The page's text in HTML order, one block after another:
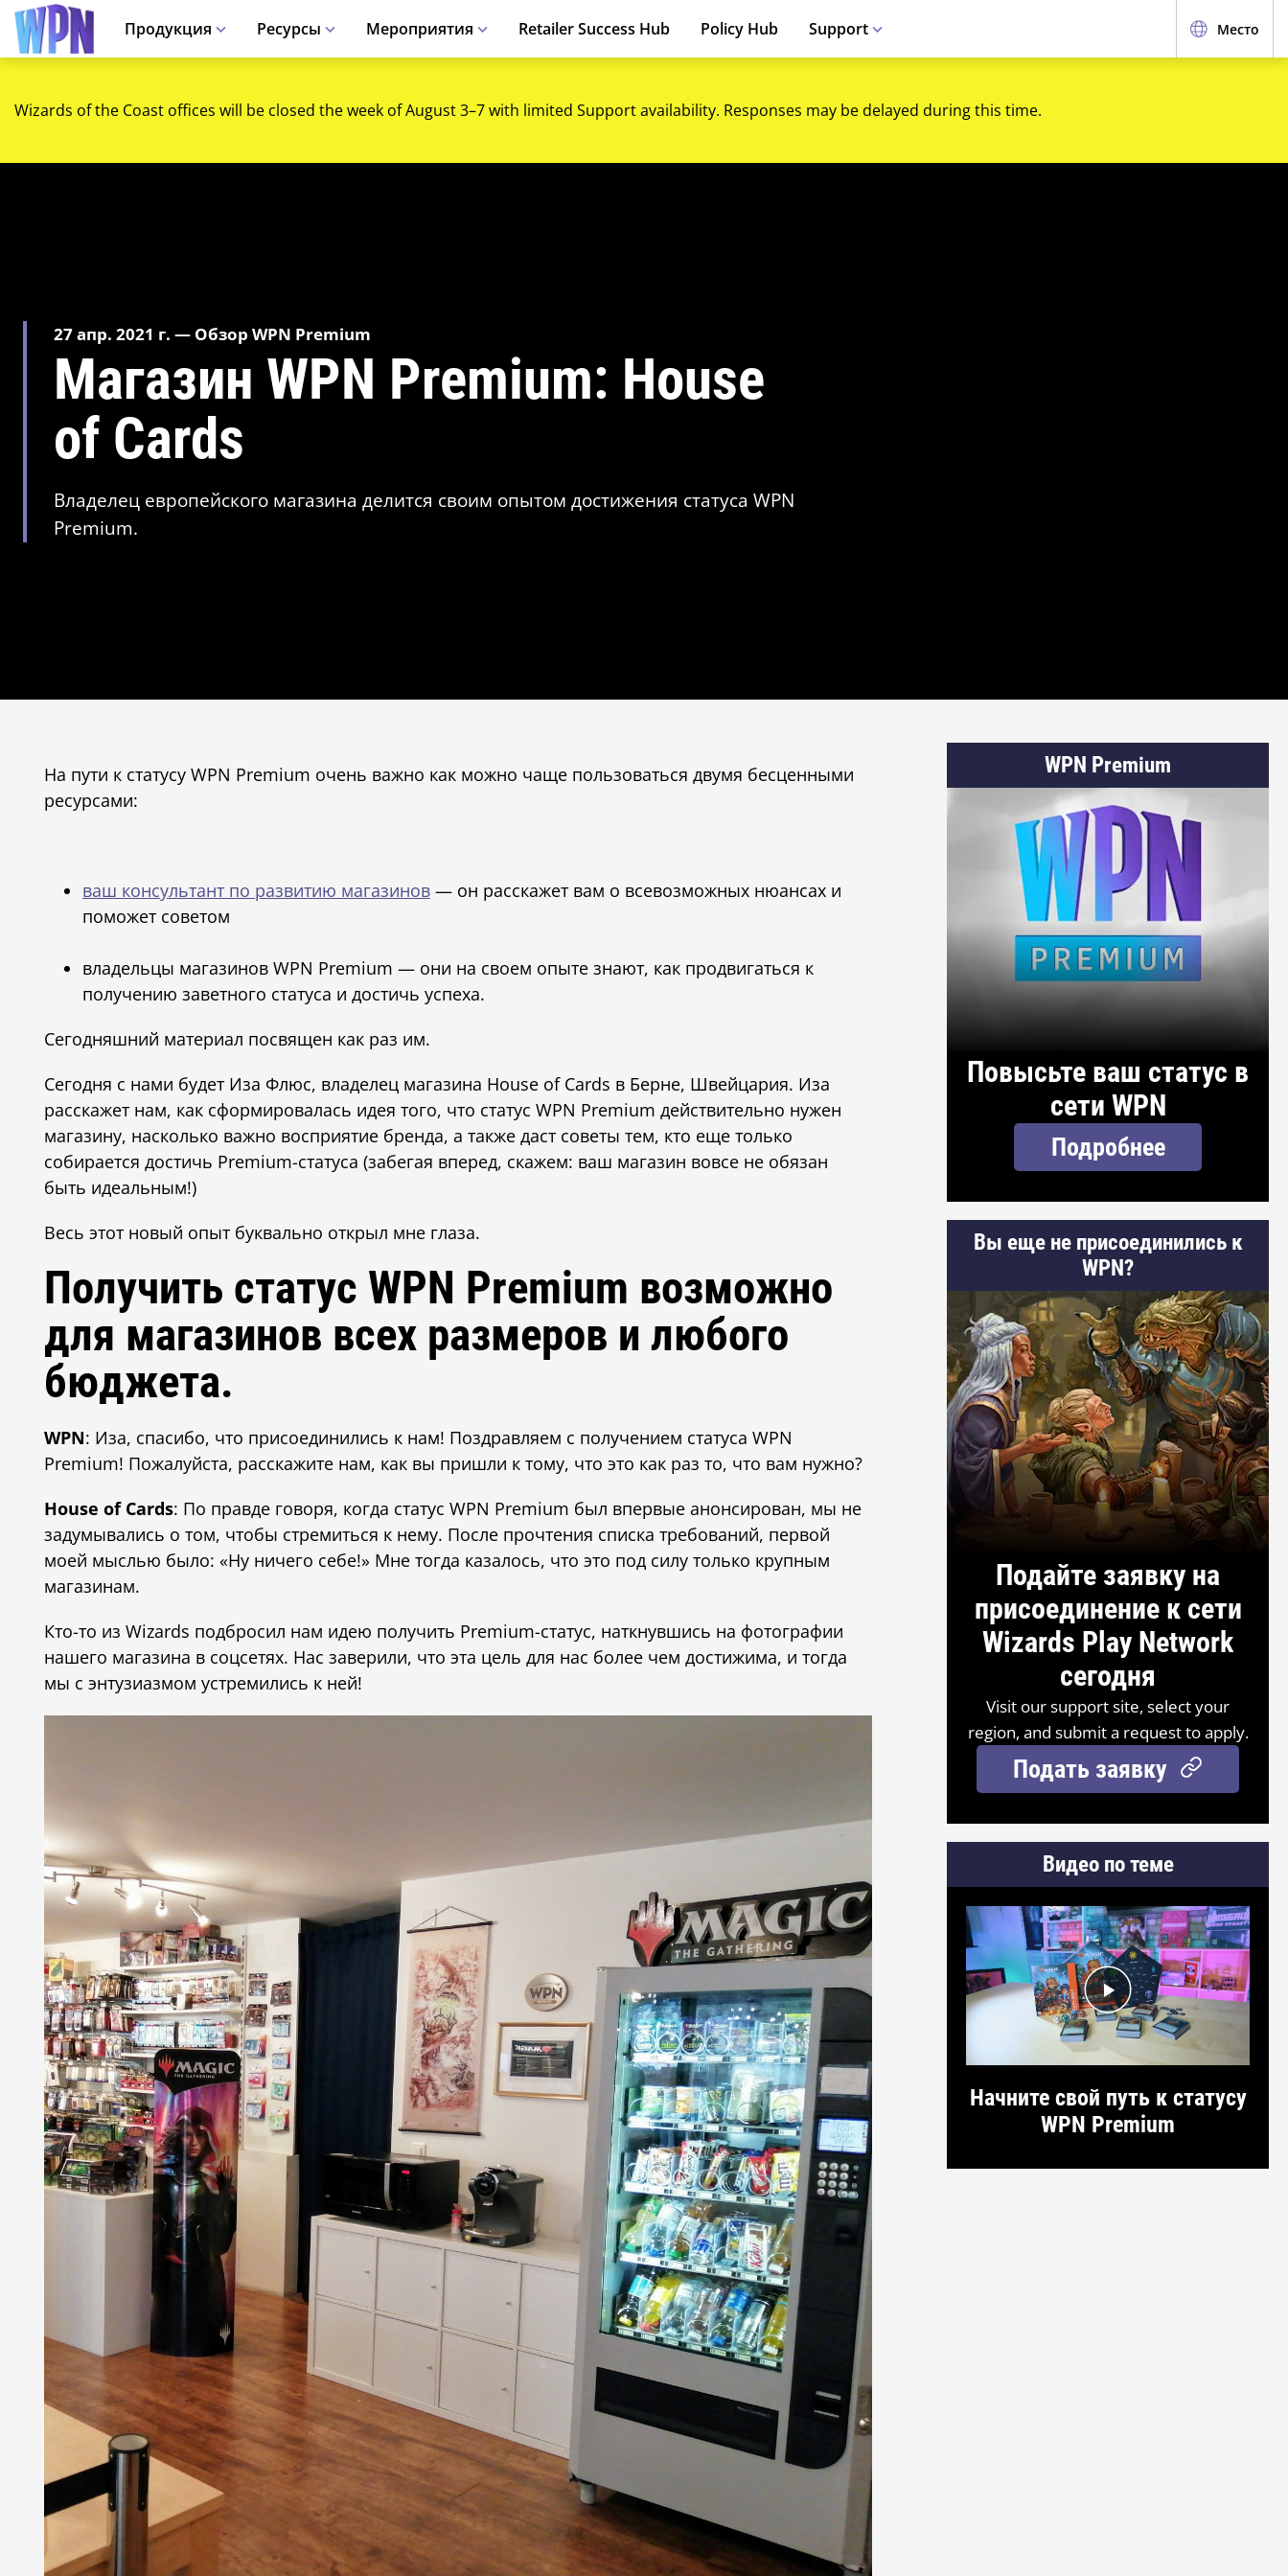
Продукция Ресурсы Мероприятия Retailer Success Hub Policy Hub Support Место
Wizards of the Coast offices will be closed the week of August 3–7 with limited Support availability. Responses may be delayed during this time.
27 апр. 2021 г. — Обзор WPN Premium
Магазин WPN Premium: House
of Cards
Владелец европейского магазина делится своим опытом достижения статуса WPN
Premium.
На пути к статусу WPN Premium очень важно как можно чаще пользоваться двумя бесценными
ресурсами:
ваш консультант по развитию магазинов— он расскажет вам о всевозможных нюансах и
поможет советом
владельцы магазинов WPN Premium — они на своем опыте знают, как продвигаться к
получению заветного статуса и достичь успеха.
Сегодняшний материал посвящен как раз им.
Сегодня с нами будет Иза Флюс, владелец магазина House of Cards в Берне, Швейцария. Иза
расскажет нам, как сформировалась идея того, что статус WPN Premium действительно нужен
магазину, насколько важно восприятие бренда, а также даст советы тем, кто еще только
собирается достичь Premium-статуса (забегая вперед, скажем: ваш магазин вовсе не обязан
быть идеальным!)
Весь этот новый опыт буквально открыл мне глаза.
Получить статус WPN Premium возможно
для магазинов всех размеров и любого
бюджета.
WPN: Иза, спасибо, что присоединились к нам! Поздравляем с получением статуса WPN
Premium! Пожалуйста, расскажите нам, как вы пришли к тому, что это как раз то, что вам нужно?
House of Cards: По правде говоря, когда статус WPN Premium был впервые анонсирован, мы не
задумывались о том, чтобы стремиться к нему. После прочтения списка требований, первой
моей мыслью было: «Ну ничего себе!» Мне тогда казалось, что это под силу только крупным
магазинам.
Кто-то из Wizards подбросил нам идею получить Premium-статус, наткнувшись на фотографии
нашего магазина в соцсетях. Нас заверили, что эта цель для нас более чем достижима, и тогда
мы с энтузиазмом устремились к ней!
WPN Premium
Повысьте ваш статус в
сети WPN
Подробнее
Вы еще не присоединились к
WPN?
Подайте заявку на
присоединение к сети
Wizards Play Network
сегодня
Visit our support site, select your
region, and submit a request to apply.
Подать заявку
Видео по теме
Начните свой путь к статусу
WPN Premium